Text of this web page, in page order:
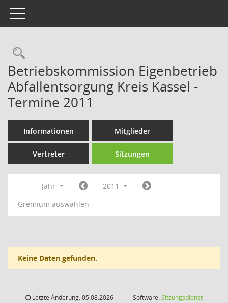
Toggle navigation
Rechercheauswahl
Betriebskommission Eigenbetrieb
Abfallentsorgung Kreis Kassel -
Termine 2011
Informationen Mitglieder
Vertreter Sitzungen
Jahr
2011
Gremium auswählen
Keine Daten gefunden.
Letzte Änderung: 05.08.2026
Software:Sitzungsdienst